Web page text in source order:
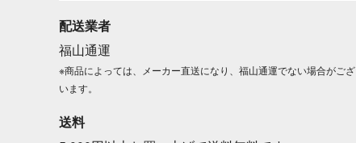
配送業者
福山通運
※商品によっては、メーカー直送になり、福山通運でない場合がござ
います。
送料